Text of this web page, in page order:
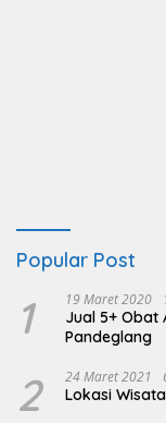
Popular Post
1 19 Maret 2020
Jual 5+ Obat
Pandeglang
2 24 Maret 2021
Lokasi